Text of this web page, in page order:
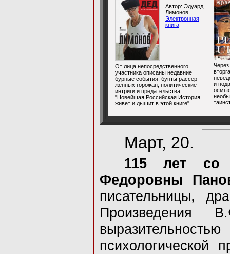
Автор: Эдуард
Лимонов
Электронная
книга
От лица непосредственного
участника описаны недавние
бурные события: бунты рассер-
женных горожан, политические
интриги и предательства.
"Новейшая Российская История
живет и дышит в этой книге".
Через
и
Март, 20.
115 лет со
Федоровны
писательницы,
Произведения
психологической